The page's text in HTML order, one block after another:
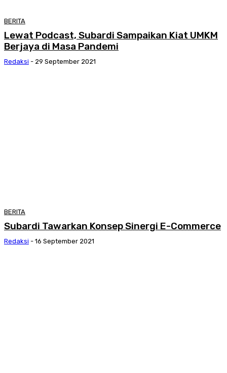
BERITA
Lewat Podcast, Subardi Sampaikan Kiat UMKM
Berjaya di Masa Pandemi
Redaksi - 29 September 2021
BERITA
Subardi Tawarkan Konsep Sinergi E-Commerce
Redaksi - 16 September 2021